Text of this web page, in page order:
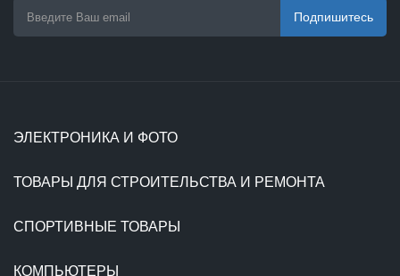
Подпишитесь
ЭЛЕКТРОНИКА И ФОТО
ТОВАРЫ ДЛЯ СТРОИТЕЛЬСТВА И РЕМОНТА
СПОРТИВНЫЕ ТОВАРЫ
КОМПЬЮТЕРЫ